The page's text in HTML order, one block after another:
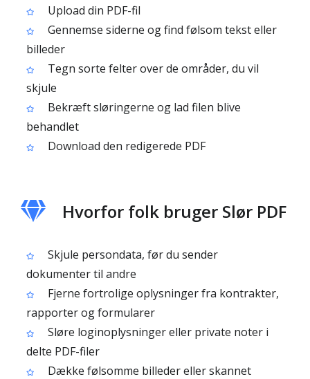
Upload din PDF-fil
Gennemse siderne og find følsom tekst eller
billeder
Tegn sorte felter over de områder, du vil
skjule
Bekræft sløringerne og lad filen blive
behandlet
Download den redigerede PDF
Hvorfor folk bruger Slør PDF
Skjule persondata, før du sender
dokumenter til andre
Fjerne fortrolige oplysninger fra kontrakter,
rapporter og formularer
Sløre loginoplysninger eller private noter i
delte PDF-filer
Dække følsomme billeder eller skannet